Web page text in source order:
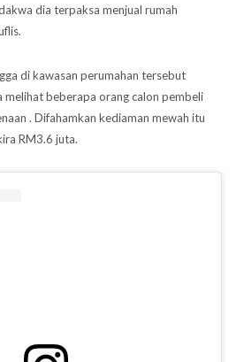
dia terpaksa menjual rumah
di kawasan perumahan tersebut
melihat beberapa orang calon pembeli
. Difahamkan kediaman mewah itu
RM3.6 juta.